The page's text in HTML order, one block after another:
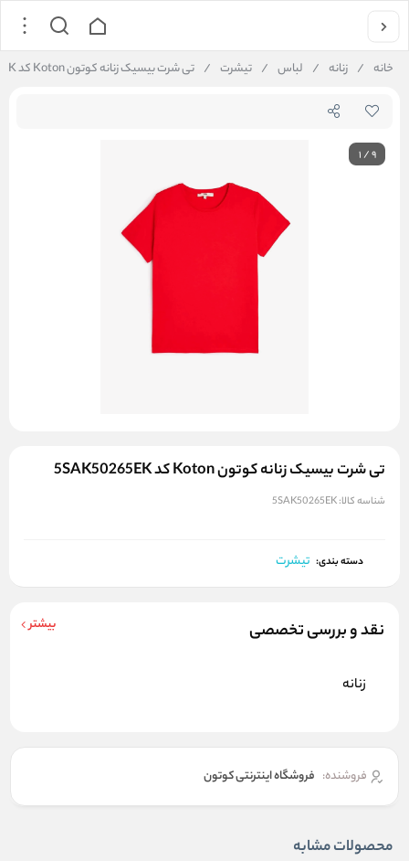
خانه / زنانه / لباس / تیشرت / تی شرت بیسیک زنانه کوتون Koton کد 5SAK50265EK
1/9
تی شرت بیسیک زنانه کوتون Koton کد 5SAK50265EK
شناسه کالا:5SAK50265EK
دسته بندی: تیشرت
نقد و بررسی تخصصی بیشتر
زنانه
فروشنده: فروشگاه اینترنتی کوتون
محصولات مشابه